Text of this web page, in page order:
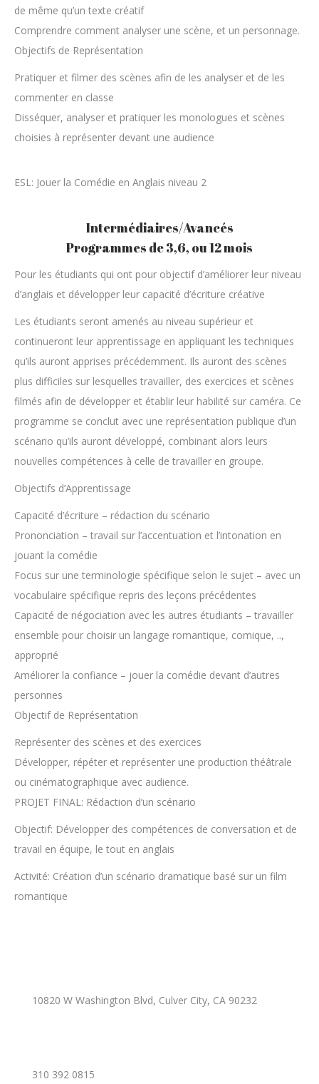
de même qu’un texte créatif
Comprendre comment analyser une scène, et un personnage.
Objectifs de Représentation
Pratiquer et filmer des scènes afin de les analyser et de les
commenter en classe
Disséquer, analyser et pratiquer les monologues et scènes
choisies à représenter devant une audience
ESL: Jouer la Comédie en Anglais niveau 2
Intermédiaires/Avancés
Programmes de 3,6, ou 12 mois
Pour les étudiants qui ont pour objectif d’améliorer leur niveau
d’anglais et développer leur capacité d’écriture créative
Les étudiants seront amenés au niveau supérieur et
continueront leur apprentissage en appliquant les techniques
qu’ils auront apprises précédemment. Ils auront des scènes
plus difficiles sur lesquelles travailler, des exercices et scènes
filmés afin de développer et établir leur habilité sur caméra. Ce
programme se conclut avec une représentation publique d’un
scénario qu’ils auront développé, combinant alors leurs
nouvelles compétences à celle de travailler en groupe.
Objectifs d’Apprentissage
Capacité d’écriture – rédaction du scénario
Prononciation – travail sur l’accentuation et l’intonation en
jouant la comédie
Focus sur une terminologie spécifique selon le sujet – avec un
vocabulaire spécifique repris des leçons précédentes
Capacité de négociation avec les autres étudiants – travailler
ensemble pour choisir un langage romantique, comique, ..,
approprié
Améliorer la confiance – jouer la comédie devant d’autres
personnes
Objectif de Représentation
Représenter des scènes et des exercices
Développer, répéter et représenter une production théâtrale
ou cinématographique avec audience.
PROJET FINAL: Rédaction d’un scénario
Objectif: Développer des compétences de conversation et de
travail en équipe, le tout en anglais
Activité: Création d’un scénario dramatique basé sur un film
romantique
10820 W Washington Blvd, Culver City, CA 90232
310 392 0815